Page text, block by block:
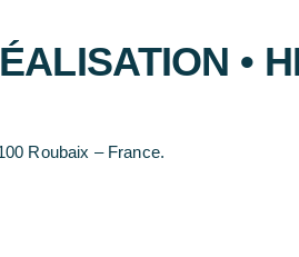
•
Roubaix – France.